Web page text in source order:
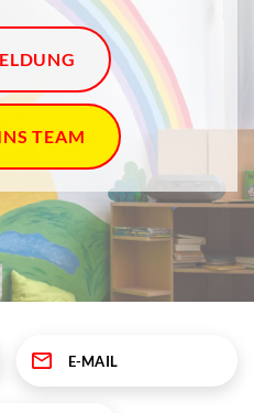
TEAM
E-MAIL